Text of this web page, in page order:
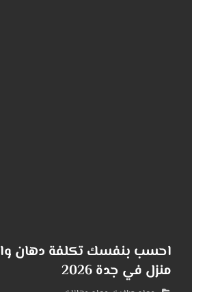
احسب بنفسك تكلفة دهان
منزل في جدة 2026